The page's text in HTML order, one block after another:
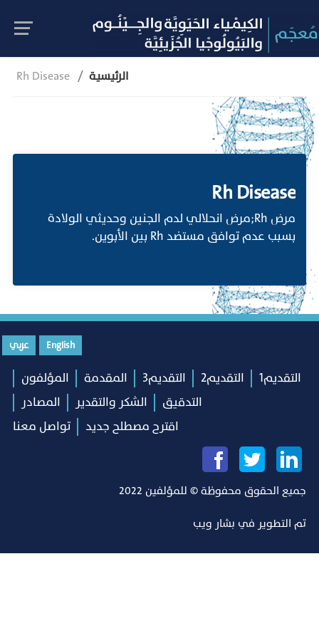
Rh Disease الرئيسية
Rh Disease
مرض Rh;مرض انحلالي لدم الجنين وحديثي الولادة
بسبب عدم توافق مستضد Rh بين الأبوين.
English عربي
التقديم1 التقديم2 التقديم3 المقدمة
المؤلفون
التدقيق
الشكر والتقدير
المصادر
اقترح مصطلح جديد
تواصل معنا
جميع الحقوق محفوظة © للمؤلفين 2022
تم التطوير في بشار ويب